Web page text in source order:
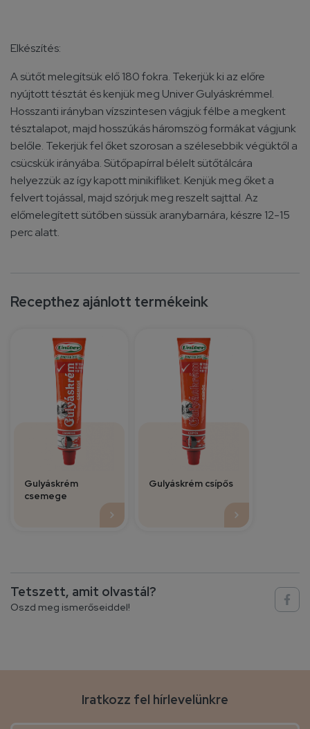
Elkészítés:
A sütőt melegítsük elő 180 fokra. Tekerjük ki az előre
nyújtott tésztát és kenjük meg Univer Gulyáskrémmel.
Hosszanti irányban vízszintesen vágjuk félbe a megkent
tésztalapot, majd hosszúkás háromszög formákat vágjunk
belőle. Tekerjük fel őket szorosan a szélesebbik végüktől a
csücskük irányába. Sütőpapírral bélelt sütőtálcára
helyezzük az így kapott minikifliket. Kenjük meg őket a
felvert tojással, majd szórjuk meg reszelt sajttal. Az
előmelegített sütőben süssük aranybarnára, készre 12-15
perc alatt.
Recepthez ajánlott termékeink
Gulyáskrém
csemege
Gulyáskrém csípős
Tetszett, amit olvastál?
Oszd meg ismerőseiddel!
Iratkozz fel hírlevelünkre